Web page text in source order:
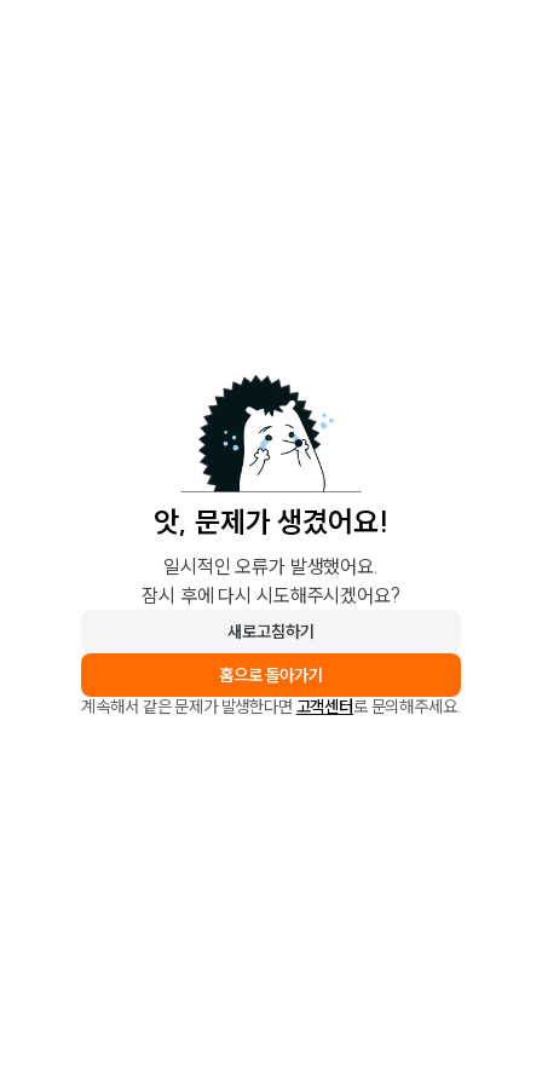
앗, 문제가 생겼어요!
일시적인 오류가 발생했어요.
잠시 후에 다시 시도해주시겠어요?
새로고침하기
홈으로 돌아가기
계속해서 같은 문제가 발생한다면 고객센터로 문의해주세요.